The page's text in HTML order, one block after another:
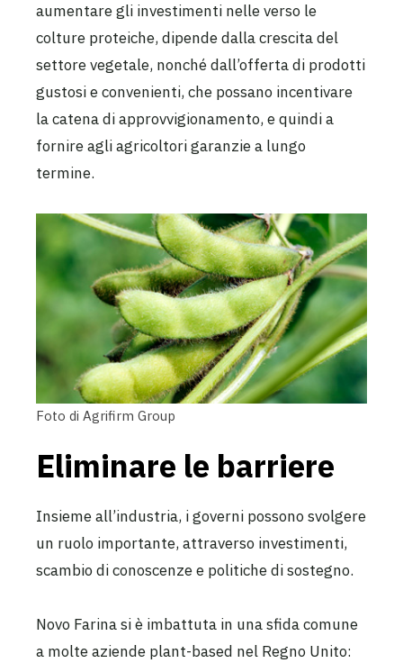
aumentare gli investimenti nelle verso le
colture proteiche, dipende dalla crescita del
settore vegetale, nonché dall’offerta di prodotti
gustosi e convenienti, che possano incentivare
la catena di approvvigionamento, e quindi a
fornire agli agricoltori garanzie a lungo
termine.
Foto di Agrifirm Group
Eliminare le barriere
Insieme all’industria, i governi possono svolgere
un ruolo importante, attraverso investimenti,
scambio di conoscenze e politiche di sostegno.
Novo Farina si è imbattuta in una sfida comune
a molte aziende plant-based nel Regno Unito: